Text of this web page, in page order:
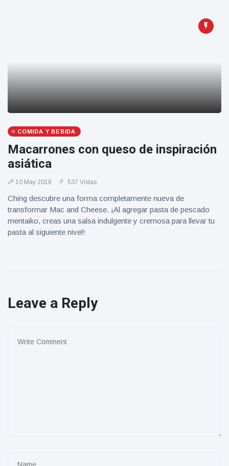
COMIDA Y BEBIDA
Macarrones con queso de inspiración
asiática
10 May 2018 537 Vistas
Ching descubre una forma completamente nueva de
transformar Mac and Cheese. ¡Al agregar pasta de pescado
mentaiko, creas una salsa indulgente y cremosa para llevar tu
pasta al siguiente nivel!
Leave a Reply